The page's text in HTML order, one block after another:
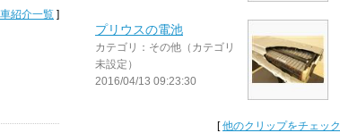
プリウスの電池
カテゴリ：その他（カテゴリ
未設定）
2016/04/13 09:23:30
[他のクリップをチェック
紹介一覧 ]